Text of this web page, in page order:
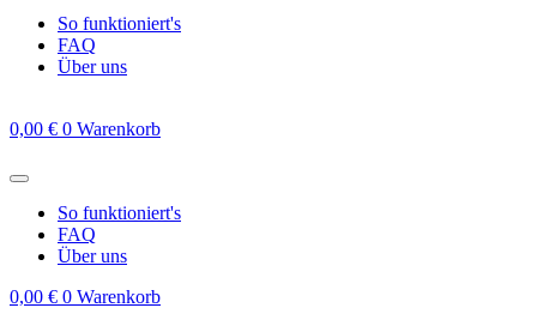
So funktioniert's
FAQ
Über uns
0,00 € 0 Warenkorb
So funktioniert's
FAQ
Über uns
0,00 € 0 Warenkorb